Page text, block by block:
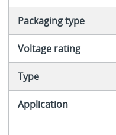
Packaging type
Voltage rating
Type
Application